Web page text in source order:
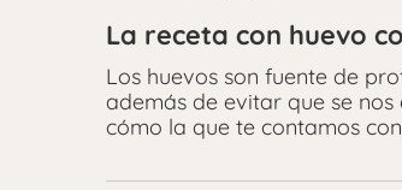
La receta con huevo
Los huevos son fuente de
además de evitar que se
cómo la que te contamos